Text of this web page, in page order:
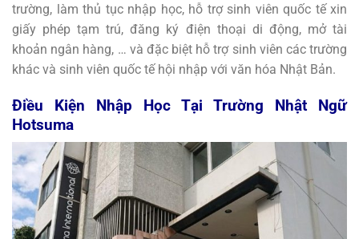
trường, làm thủ tục nhập học, hỗ trợ sinh viên quốc tế xin
giấy phép tạm trú, đăng ký điện thoại di động, mở tài
khoản ngân hàng, … và đặc biệt hỗ trợ sinh viên các trường
khác và sinh viên quốc tế hội nhập với văn hóa Nhật Bản.
Điều Kiện Nhập Học Tại Trường Nhật Ngữ
Hotsuma